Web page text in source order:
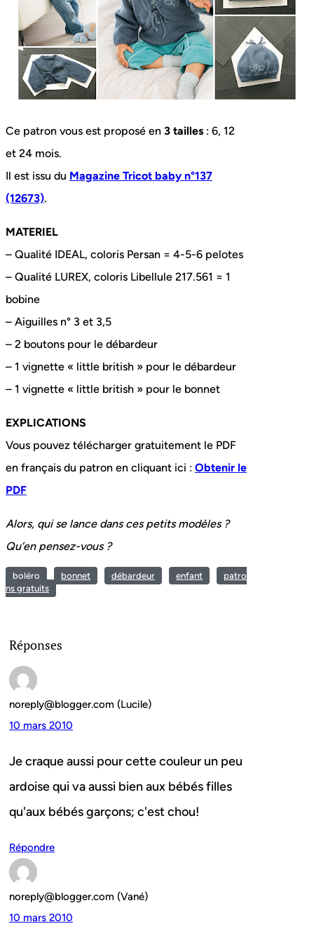
Ce patron vous est proposé en 3 tailles : 6, 12
et 24 mois.
Il est issu du Magazine Tricot baby n°137
(12673).
MATERIEL
– Qualité IDEAL, coloris Persan = 4-5-6 pelotes
– Qualité LUREX, coloris Libellule 217.561 = 1
bobine
– Aiguilles n° 3 et 3,5
– 2 boutons pour le débardeur
– 1 vignette « little british » pour le débardeur
– 1 vignette « little british » pour le bonnet
EXPLICATIONS
Vous pouvez télécharger gratuitement le PDF
en français du patron en cliquant ici : Obtenir le
PDF
Alors, qui se lance dans ces petits modèles ?
Qu’en pensez-vous ?
boléro bonnet débardeur enfant
patro
ns gratuits
Réponses
noreply@blogger.com (Lucile)
10 mars 2010
Je craque aussi pour cette couleur un peu
ardoise qui va aussi bien aux bébés filles
qu'aux bébés garçons; c'est chou!
Répondre
noreply@blogger.com (Vané)
10 mars 2010